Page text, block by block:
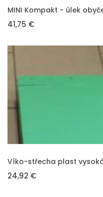
VLOŽIT DO KOŠÍKU
MINI Kompakt - úlek
41,75 €
VLOŽIT DO KOŠÍKU
Víko-střecha plast
24,92 €